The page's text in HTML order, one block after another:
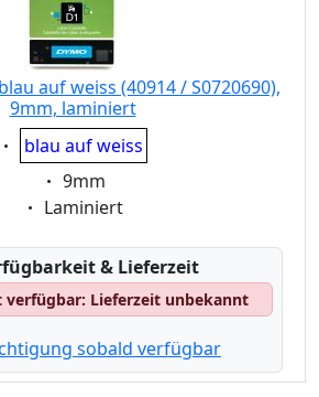
auf weiss (40914 / S0720690),
9mm, laminiert
Eigenschaft:
blau auf weiss
Eigenschaft:
9mm
Eigenschaft:
Laminiert
& Lieferzeit
verfügbar: Lieferzeit unbekannt
sobald verfügbar